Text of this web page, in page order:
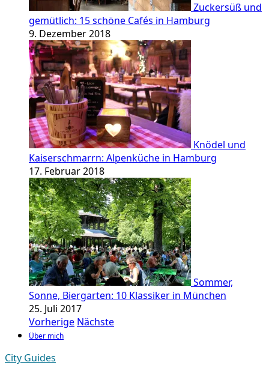
Zuckersüß und
gemütlich: 15 schöne Cafés in Hamburg
9. Dezember 2018
Knödel und
Kaiserschmarrn: Alpenküche in Hamburg
17. Februar 2018
Sommer,
Sonne, Biergarten: 10 Klassiker in München
25. Juli 2017
Vorherige Nächste
Über mich
City Guides